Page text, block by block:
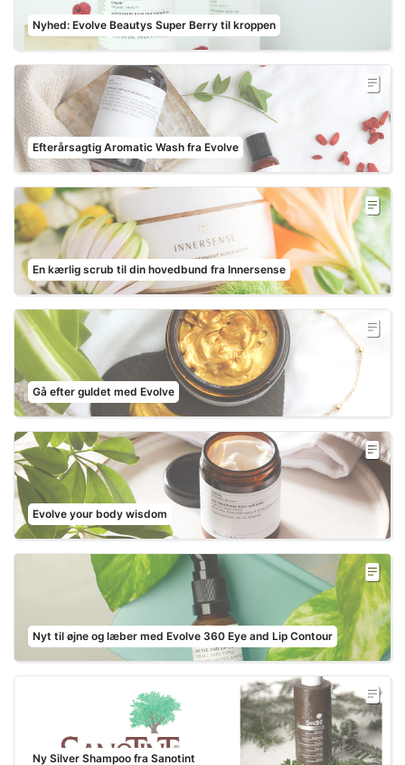
Nyhed: Evolve Beautys Super Berry til kroppen
Efterårsagtig Aromatic Wash fra Evolve
En kærlig scrub til din hovedbund fra Innersense
Gå efter guldet med Evolve
Evolve your body wisdom
Nyt til øjne og læber med Evolve 360 Eye and Lip Contour
Ny Silver Shampoo fra Sanotint